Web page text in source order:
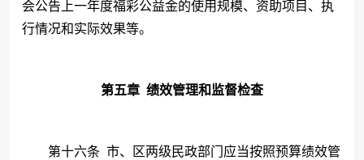
会公告上一年度福彩公益金的使用规模、资助项目、执
行情况和实际效果等。
第五章 绩效管理和监督检查
第十六条 市、区两级民政部门应当按照预算绩效管